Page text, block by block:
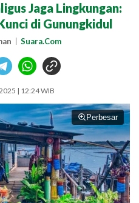
Jaga Lingkungan:
di Gunungkidul
Suara.Com
| 12:24 WIB
Perbesar